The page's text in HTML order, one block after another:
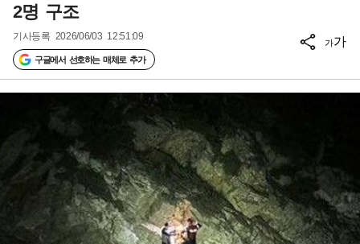
2명 구조
기사등록 2026/06/03 12:51:09
구글에서 선호하는 매체로 추가
가가